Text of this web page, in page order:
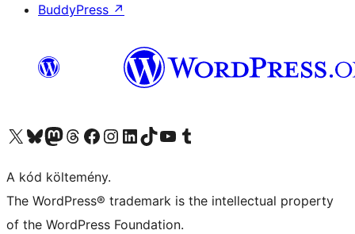
BuddyPress ↗
Visit our X (formerly Twitter) account
Visit our Bluesky account
Twitter csatornánk
Visit our Threads account
Facebook oldalunk megtekintése
Visit our Instagram account
Visit our LinkedIn account
Visit our TikTok account
Visit our YouTube channel
Visit our Tumblr account
A kód költemény.
The WordPress® trademark is the intellectual property
of the WordPress Foundation.